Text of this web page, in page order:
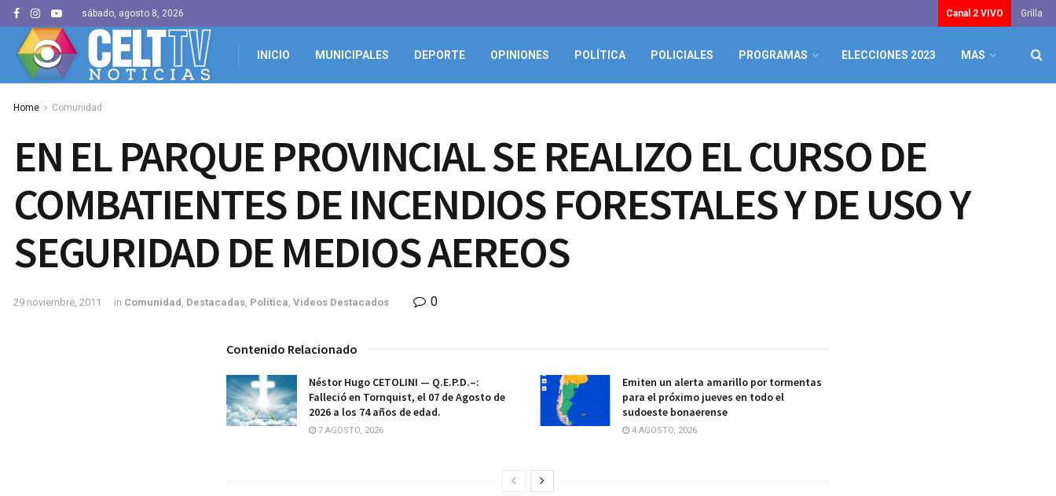
sábado, agosto 8, 2026 Canal 2 VIVO Grilla
INICIO MUNICIPALES DEPORTE OPINIONES POLÍTICA POLICIALES PROGRAMAS ELECCIONES 2023 MAS
Home Comunidad
EN EL PARQUE PROVINCIAL SE REALIZO EL CURSO DE
COMBATIENTES DE INCENDIOS FORESTALES Y DE USO Y
SEGURIDAD DE MEDIOS AEREOS
29 noviembre, 2011 in Comunidad , Destacadas, Política, Videos Destacados 0
Contenido Relacionado
Néstor Hugo CETOLINI — Q.E.P.D.–:
Falleció en Tornquist, el 07 de Agosto de
2026 a los 74 años de edad.
7 AGOSTO, 2026
Emiten un alerta amarillo por tormentas
para el próximo jueves en todo el
sudoeste bonaerense
4 AGOSTO, 2026